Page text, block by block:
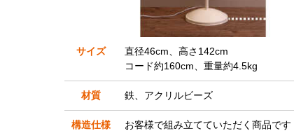
サイズ
直径46cm、高さ142cm
コード約160cm、重量約4.5kg
材質 鉄、アクリルビーズ
構造仕様 お客様で組み立てていただく商品です